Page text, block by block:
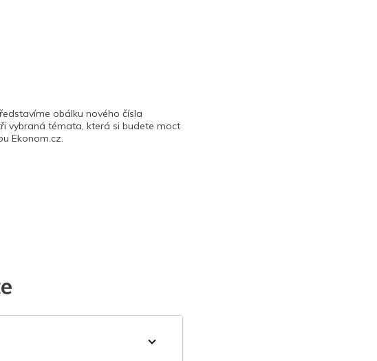
obálku nového čísla
vybraná témata, která si budete moct
Ekonom.cz.